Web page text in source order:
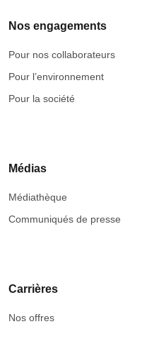
Nos engagements
Pour nos collaborateurs
Pour l’environnement
Pour la société
Médias
Médiathèque
Communiqués de presse
Carrières
Nos offres